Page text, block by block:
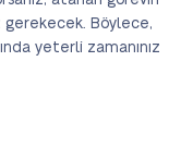
gerekecek. Böylece,
yeterli zamanınız